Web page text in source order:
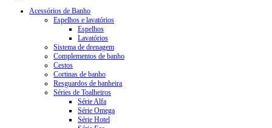
Acessórios de Banho
Espelhos e lavatórios
Espelhos
Lavatórios
Sistema de drenagem
Complementos de banho
Cestos
Cortinas de banho
Resguardos de banheira
Séries de Toalheiros
Série Alfa
Série Omega
Série Hotel